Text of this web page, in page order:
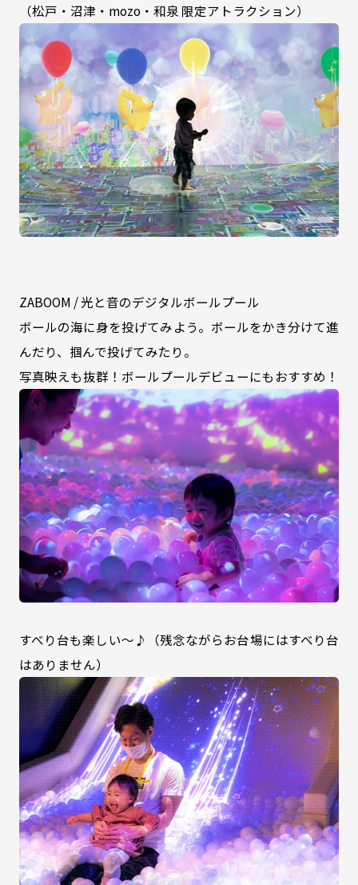
（松戸・沼津・mozo・和泉 限定アトラクション）
ZABOOM / 光と音のデジタルボールプール
ボールの海に身を投げてみよう。ボールをかき分けて進
んだり、掴んで投げてみたり。
写真映えも抜群！ボールプールデビューにもおすすめ！
すべり台も楽しい～♪（残念ながらお台場にはすべり台
はありません）